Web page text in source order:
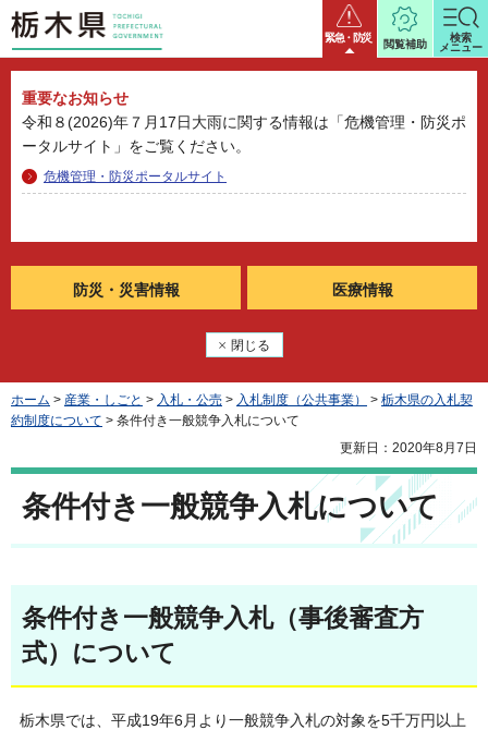
栃木県 緊急・防災
重要なお知らせ
令和８(2026)年７月17日大雨に関する情報は「危機管理・防災ポ
ータルサイト」をご覧ください。
危機管理・防災ポータルサイト
防災・ 災害情報 医療情報
閉じる
閲覧補助
検索
メニュー
ホーム > 産業・しごと > 入札・公売 > 入札制度（公共事業） > 栃木県の入札契
約制度について > 条件付き一般競争入札について
更新日：2020年8月7日
条件付き一般競争入札について
条件付き一般競争入札（事後審査方
式）について
栃木県では、平成19年6月より一般競争入札の対象を5千万円以上